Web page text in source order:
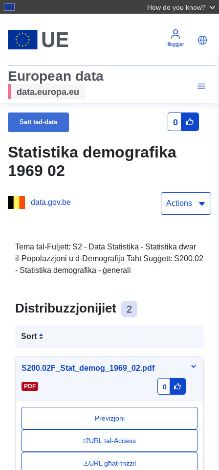
How do you know?
Illoggjar
European data
data.europa.eu
Sett tad-data 0
Statistika demografika
1969 02
data.gov.be Actions
Tema tal-Fuljett: S2 - Data Statistika - Statistika dwar
il-Popolazzjoni u d-Demografija Taħt Suġġett: S200.02
- Statistika demografika - ġenerali
Distribuzzjonijiet 2
Sort
S200.02F_Stat_demog_1969_02.pdf
PDF - 0
Previżjoni
URL tal-Aċċess
URL għat-tnżżil